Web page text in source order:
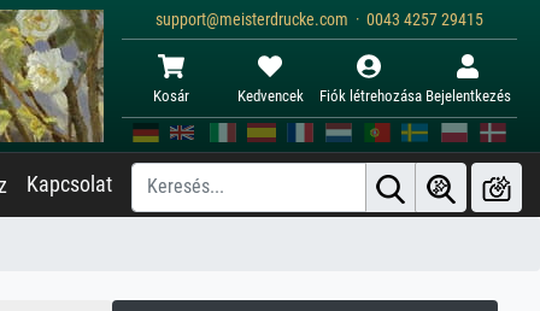
support@meisterdrucke.com · 0043 4257 29415
Kosár Kedvencek Fiók létrehozása Bejelentkezés
Kapcsolat